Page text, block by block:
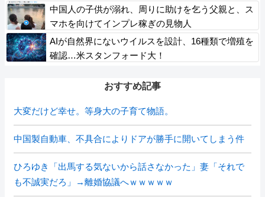
明「アクセス権を取り消す」
中国人の子供が溺れ、周りに助けを乞う父親と、ス
マホを向けてインプレ稼ぎの見物人
AIが自然界にないウイルスを設計、16種類で増殖を
確認…米スタンフォード大！
おすすめ記事
大変だけど幸せ。等身大の子育て物語。
中国製自動車、不具合によりドアが勝手に開いてしまう件
ひろゆき「出馬する気ないから話さなかった」妻「それで
も不誠実だろ」→離婚協議へｗｗｗｗｗ